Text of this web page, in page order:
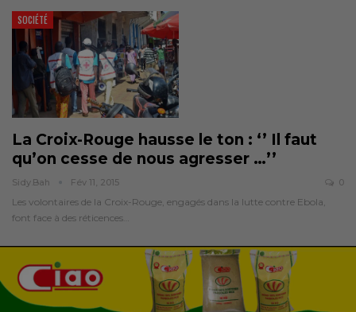
SOCIÉTÉ
La Croix-Rouge hausse le ton : ‘’ Il faut
qu’on cesse de nous agresser …’’
Sidy.bah Fév 11, 2015 0
Les volontaires de la Croix-Rouge, engagés dans la lutte contre Ebola,
font face à des réticences…